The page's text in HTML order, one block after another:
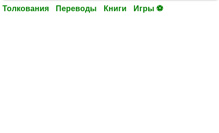
Толкования Переводы Книги Игры ⚽